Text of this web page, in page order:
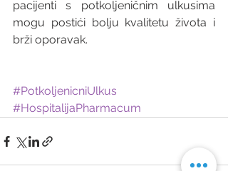
pacijenti s potkoljeničnim ulkusima
mogu postići bolju kvalitetu života i
brži oporavak.
#PotkoljenicniUlkus
#HospitalijaPharmacum